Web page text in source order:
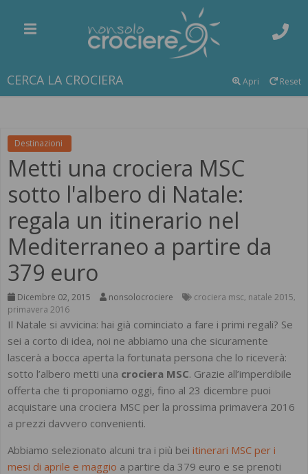
CERCA LA CROCIERA Reset
Apri
Destinazioni
Metti una crociera MSC
sotto l'albero di Natale:
regala un itinerario nel
Mediterraneo a partire da
379 euro
Dicembre 02, 2015 nonsolocrociere crociera msc, natale 2015,
primavera 2016
Il Natale si avvicina: hai già cominciato a fare i primi regali? Se
sei a corto di idea, noi ne abbiamo una che sicuramente
lascerà a bocca aperta la fortunata persona che lo riceverà:
sotto l’albero metti una crociera MSC. Grazie all’imperdibile
offerta che ti proponiamo oggi, fino al 23 dicembre puoi
acquistare una crociera MSC per la prossima primavera 2016
a prezzi davvero convenienti.
Abbiamo selezionato alcuni tra i più bei itinerari MSC per i
mesi di aprile e maggio a partire da 379 euro e se prenoti